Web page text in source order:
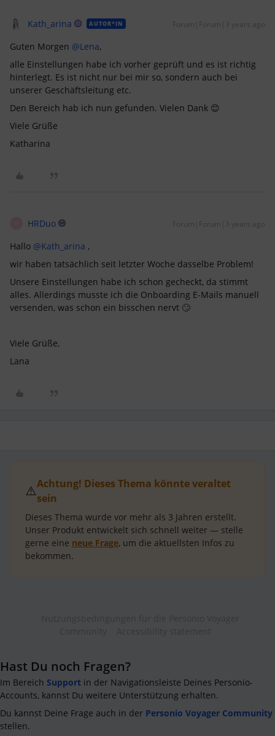
Kath_arina AUTOR*IN Forum|Forum|3 years ago
Guten Morgen @Lena,
alle Einstellungen habe ich vorher geprüft und es ist richtig
hinterlegt. Es ist nicht nur bei mir so, sondern auch bei
unserer Geschäftsleitung etc.
Den Bereich hab ich nun gefunden. Vielen Dank 😊
Viele Grüße
Katharina
HRDuo Forum|Forum|3 years ago
Hallo @Kath_arina ,
wir haben tatsächlich seit letzter Woche dasselbe Problem!
Unsere Einstellungen habe ich schon gecheckt, da stimmt
alles. Allerdings musste ich die Onboarding E-Mails manuell
versenden, was schon ein bisschen nervt 🙄
Viele Grüße,
Lana
⚠️Achtung! Dieses Thema könnte veraltet
sein
Dieses Thema wurde vor mehr als 3 Jahren erstellt.
Unser Produkt entwickelt sich schnell weiter — stelle
gerne eine neue Frage, um die aktuellsten Infos zu
bekommen.
Hast Du noch Fragen?
Im Bereich Support in der Navigationsleiste Deines Personio-
Accounts, kannst Du weitere Unterstützung erhalten.
Du kannst Deine Frage auch in der Personio Voyager Community
stellen.